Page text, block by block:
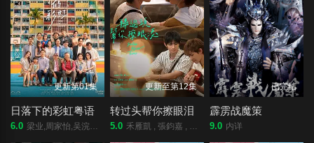
更新第01集
日落下的彩虹粤语
6.0 梁业,周家怡,吴浣仪,栢天男,夏雨,唐诗咏,郭锋,潘灿良,黃奕晨,陈欣妍,许博文,邱士缙,葛绰瑶,许轶,何洛瑶,苏文涛
更新至第12集
转过头帮你擦眼泪
5.0 禾雁凱 , 張鈞嘉 , 鄭彫秦 , 張棋富 , 陳泊澈 , 林書蘊
已完结
霹雳战魔策
9.0 内详